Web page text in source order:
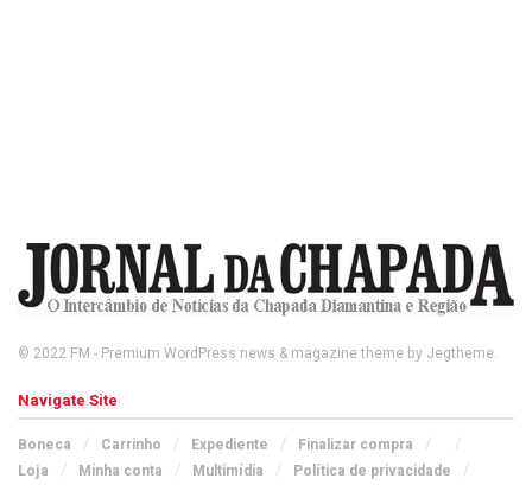
© 2022 FM - Premium WordPress news & magazine theme by Jegtheme.
Navigate Site
Boneca Carrinho Expediente
Finalizar compra
Loja
Minha conta Multimídia Política de privacidade